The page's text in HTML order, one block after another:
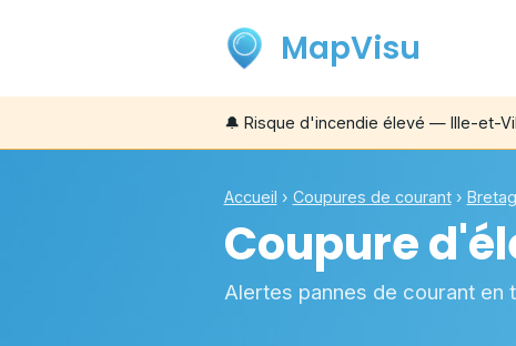
MapVisu
🔔 Risque d'incendie élevé — Ille-et-
Accueil › Coupures de courant›
Coupure
Alertes pannes de courant en